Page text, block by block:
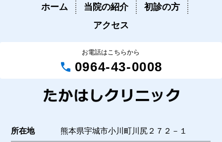
ホーム 当院の紹介
初診の方
アクセス
お電話はこちらから
call 0964-43-0008
所在地 熊本県宇城市小川町川尻２７２－１